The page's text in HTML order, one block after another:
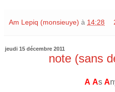
Am Lepiq (monsieuye) à 14:28
jeudi 15 décembre 2011
note (sans
A As A